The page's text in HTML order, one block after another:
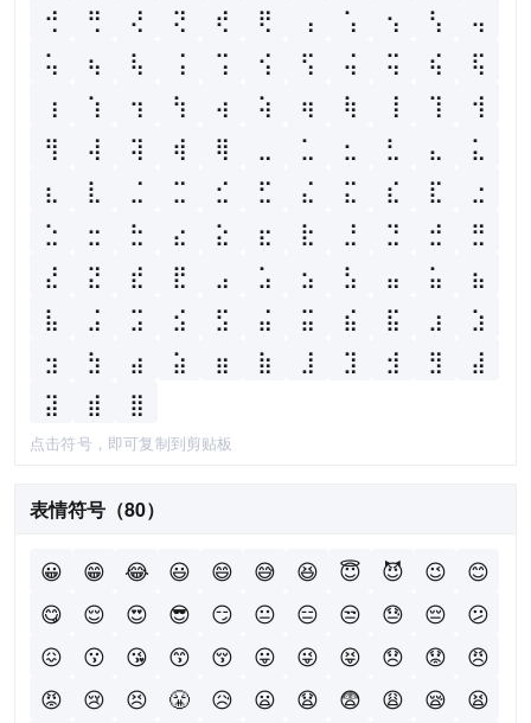
⢚
⢛ ⢜ ⢝ ⢞ ⢟ ⢠ ⢡ ⢢ ⢣
⢤
⢥
⢦ ⢧ ⢨ ⢩ ⢪ ⢫ ⢬ ⢭ ⢮
⢯
⢰
⢱ ⢲ ⢳ ⢴ ⢵ ⢶ ⢷ ⢸ ⢹
⢺
⢻
⢼ ⢽ ⢾ ⢿ ⣁ ⣂ ⣃ ⣄
⣅
⣆
⣇ ⣈ ⣉ ⣊ ⣋ ⣌ ⣍ ⣎ ⣏
⣐
⣑
⣒ ⣓ ⣔ ⣕ ⣖ ⣗ ⣘ ⣙ ⣚
⣛
⣜
⣝ ⣞ ⣟ ⣠ ⣡ ⣢ ⣣ ⣤ ⣥
⣦
⣧
⣨ ⣩ ⣪ ⣫ ⣬ ⣭ ⣮ ⣯ ⣰
⣱
⣲
⣳ ⣴ ⣵ ⣶ ⣷ ⣸ ⣹ ⣺ ⣻
⣼
⣽
⣾ ⣿
点击符号，即可复制到剪贴板
表情符号（80）
😀 😁 😂 😃 😄 😅 😆 😇 😈 😉
😊
😋
😌 😍 😎 😏 😐 😑 😒 😓 😔
😕
😖
😗 😘 😙 😚 😛 😜 😝 😞 😟
😠
😡
😢 😣 😤 😥 😦 😧 😨 😩 😪
😫